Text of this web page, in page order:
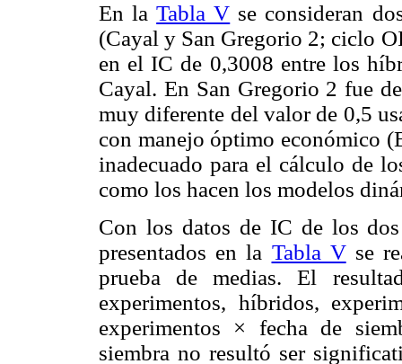
En laTabla V se consideran
(Cayal y San Gregorio 2; ciclo
en el IC de 0,3008 entre los
Cayal. En San Gregorio 2 fue
muy diferente del valor de 0,5
con manejo óptimo económico
inadecuado para el cálculo de
como los hacen los modelos
Con los datos de IC de los
presentados en la Tabla Vse
prueba de medias. El
experimentos, híbridos,
experimentos × fecha de
siembra no resultó ser